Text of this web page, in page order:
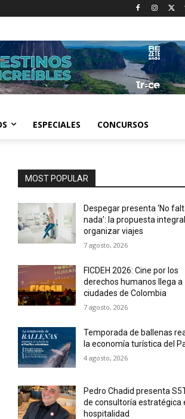
ESPECIALES CONCURSOS
MOST POPULAR
Despegar presenta ‘No
nada’: la propuesta
organizar viajes
7 agosto, 2026
FICDEH 2026: Cine por los
derechos humanos llega a
ciudades de Colombia
7 agosto, 2026
Temporada de ballenas
la economía turística del
4 agosto, 2026
Pedro Chadid presenta
de consultoría estratégica
hospitalidad